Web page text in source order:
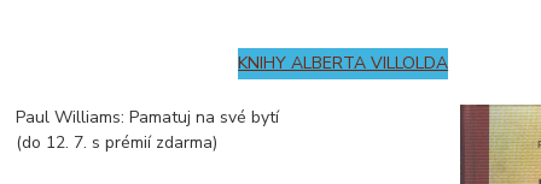
KNIHY ALBERTA VILLOLDA
Paul Williams: Pamatuj na své bytí
(do 12. 7. s prémií zdarma)